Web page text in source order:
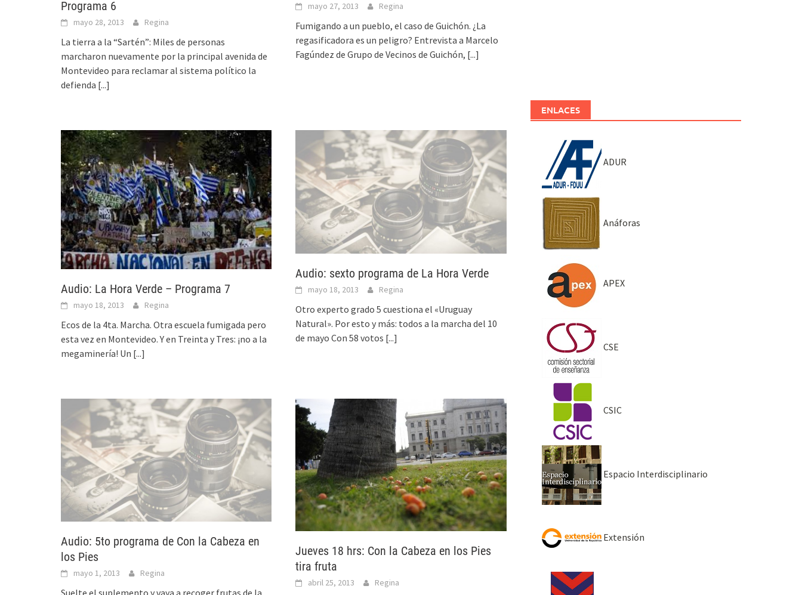
Programa 6
mayo 28, 2013 Regina
La tierra a la “Sartén”: Miles de personas
marcharon nuevamente por la principal avenida de
Montevideo para reclamar al sistema político la
defienda [...]
mayo 27, 2013 Regina
Fumigando a un pueblo, el caso de Guichón. ¿La
regasificadora es un peligro? Entrevista a Marcelo
Fagúndez de Grupo de Vecinos de Guichón, [...]
Audio: La Hora Verde – Programa 7
mayo 18, 2013 Regina
Ecos de la 4ta. Marcha. Otra escuela fumigada pero
esta vez en Montevideo. Y en Treinta y Tres: ¡no a la
megaminería! Un [...]
Audio: sexto programa de La Hora Verde
mayo 18, 2013 Regina
Otro experto grado 5 cuestiona el «Uruguay
Natural». Por esto y más: todos a la marcha del 10
de mayo Con 58 votos [...]
Audio: 5to programa de Con la Cabeza en
los Pies
mayo 1, 2013 Regina
Jueves 18 hrs: Con la Cabeza en los Pies
tira fruta
abril 25, 2013 Regina
ENLACES
ADUR
Anáforas
APEX
CSE
CSIC
Espacio Interdisciplinario
Extensión